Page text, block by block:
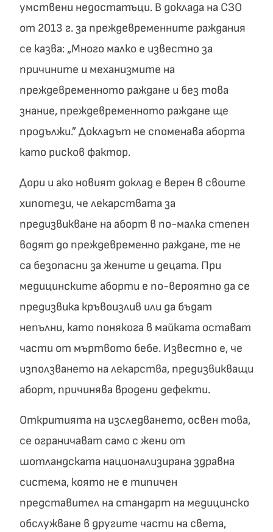
умствени недостатъци. В доклада на СЗО
от 2013 г. за преждевременните раждания
се казва: „Много малко е известно за
причините и механизмите на
преждевременното раждане и без това
знание, преждевременното раждане ще
продължи.” Докладът не споменава аборта
като рисков фактор.
Дори и ако новият доклад е верен в своите
хипотези, че лекарствата за
предизвикване на аборт в по-малка степен
водят до преждевременно раждане, те не
са безопасни за жените и децата. При
медицинските аборти е по-вероятно да се
предизвика кръвоизлив или да бъдат
непълни, като понякога в майката остават
части от мъртвото бебе. Известно е, че
използването на лекарства, предизвикващи
аборт, причинява вродени дефекти.
Откритията на изследването, освен това,
се ограничават само с жени от
шотландската национализирана здравна
система, която не е типичен
представител на стандарт на медицинско
обслужване в другите части на света,